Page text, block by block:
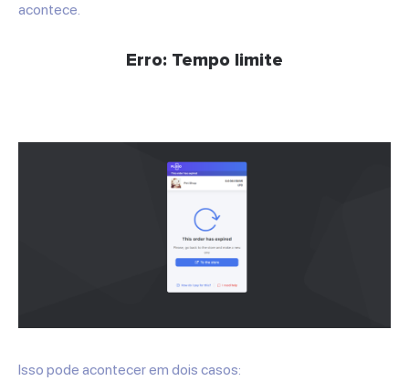
acontece.
Erro: Tempo limite
Isso pode acontecer em dois casos: